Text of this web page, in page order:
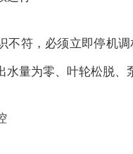
不符，必须立即停机
量为零、叶轮松脱、